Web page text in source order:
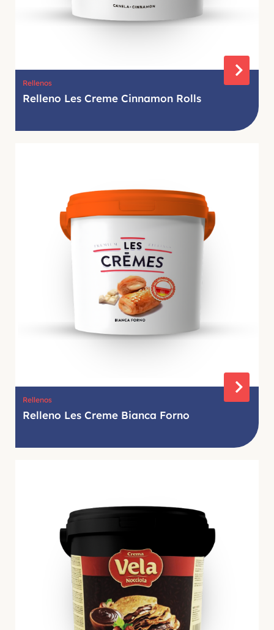
Rellenos
Relleno Les Creme Cinnamon Rolls
Rellenos
Relleno Les Creme Bianca Forno